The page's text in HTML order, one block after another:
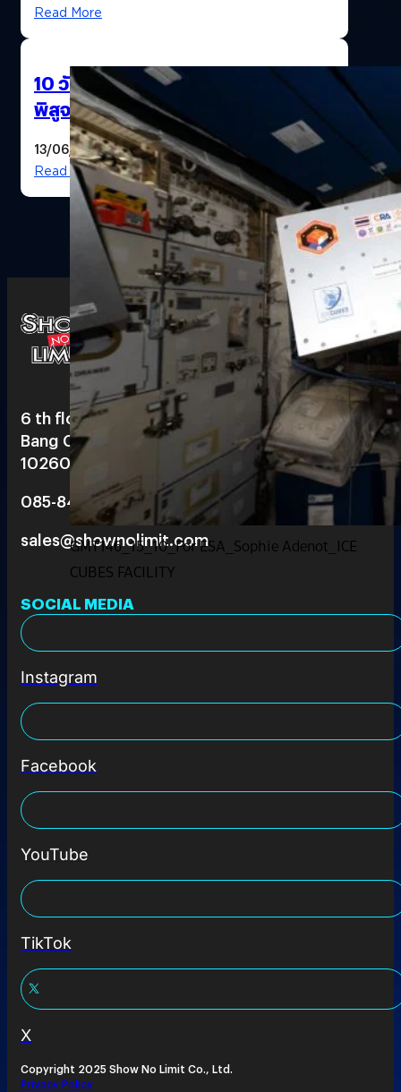
Read More
GMT146_15_10_For ESA_Sophie Adenot_ICE
CUBES FACILITY
10 วันของ TIGERS-X บนวงโคจร บท
พิสูจน์ฝีมือคนไทยกับผลลัพธ์และสถิติ
13/06/2026
Read More
6 th floor, Pegasus Building, True Digital Park 101,
Bang Chak, Phra Khanong, Bangkok
10260
085-848-2253
sales@shownolimit.com
SOCIAL MEDIA
Instagram
Facebook
YouTube
TikTok
X
Copyright 2025 Show No Limit Co., Ltd.
Privacy Policy